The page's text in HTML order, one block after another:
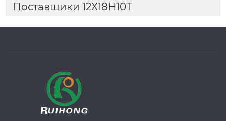
Поставщики 12Х18Н10Т